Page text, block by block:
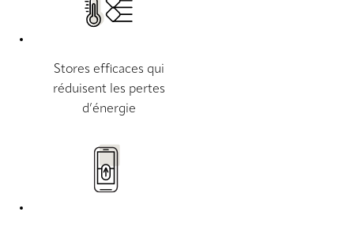
Stores efficaces qui
réduisent les pertes
d’énergie